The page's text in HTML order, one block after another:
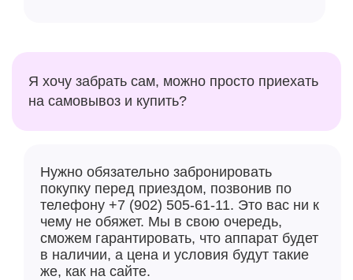
Я хочу забрать сам, можно просто приехать
на самовывоз и купить?
Нужно обязательно забронировать
покупку перед приездом, позвонив по
телефону +7 (902) 505-61-11. Это вас ни к
чему не обяжет. Мы в свою очередь,
сможем гарантировать, что аппарат будет
в наличии, а цена и условия будут такие
же, как на сайте.